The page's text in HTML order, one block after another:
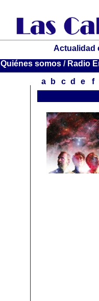
Quiénes somos / Radio
Actualidad
a b c d e f